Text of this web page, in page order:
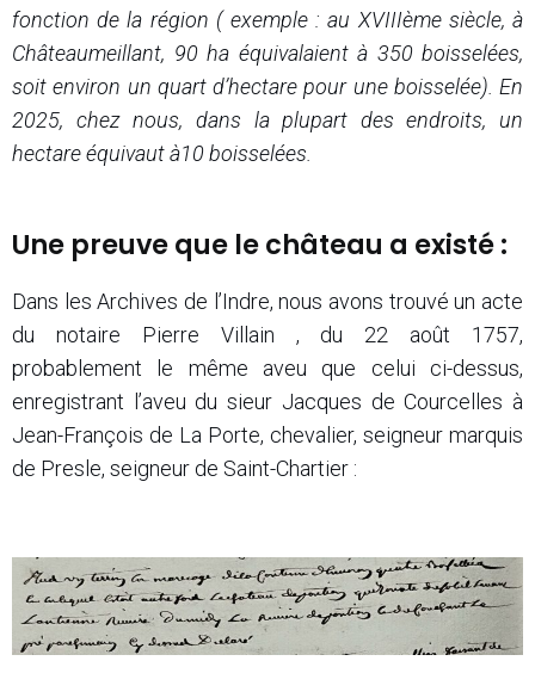
fonction de la région ( exemple : au XVIIIème siècle, à
Châteaumeillant, 90 ha équivalaient à 350 boisselées,
soit environ un quart d’hectare pour une boisselée). En
2025, chez nous, dans la plupart des endroits, un
hectare équivaut à10 boisselées.
Une preuve que le château a existé :
Dans les Archives de l’Indre, nous avons trouvé un acte
du notaire Pierre Villain , du 22 août 1757,
probablement le même aveu que celui ci-dessus,
enregistrant l’aveu du sieur Jacques de Courcelles à
Jean-François de La Porte, chevalier, seigneur marquis
de Presle, seigneur de Saint-Chartier :